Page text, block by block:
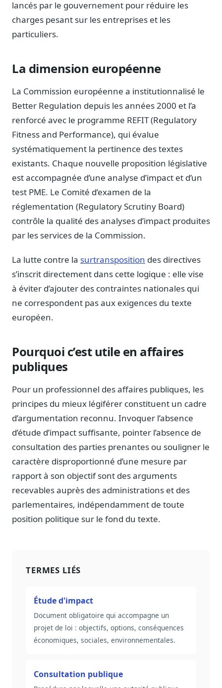
Charte IA
Sécurité
Kit média, contacts
lancés par le gouvernement pour réduire les
charges pesant sur les entreprises et les
particuliers.
La dimension européenne
La Commission européenne a institutionnalisé le
Better Regulation depuis les années 2000 et l’a
renforcé avec le programme REFIT (Regulatory
Fitness and Performance), qui évalue
systématiquement la pertinence des textes
existants. Chaque nouvelle proposition législative
est accompagnée d’une analyse d’impact et d’un
test PME. Le Comité d’examen de la
réglementation (Regulatory Scrutiny Board)
contrôle la qualité des analyses d’impact produites
par les services de la Commission.
La lutte contre la surtransposition des directives
s’inscrit directement dans cette logique : elle vise
à éviter d’ajouter des contraintes nationales qui
ne correspondent pas aux exigences du texte
européen.
Pourquoi c’est utile en affaires
publiques
Pour un professionnel des affaires publiques, les
principes du mieux légiférer constituent un cadre
d’argumentation reconnu. Invoquer l’absence
d’étude d’impact suffisante, pointer l’absence de
consultation des parties prenantes ou souligner le
caractère disproportionné d’une mesure par
rapport à son objectif sont des arguments
recevables auprès des administrations et des
parlementaires, indépendamment de toute
position politique sur le fond du texte.
TERMES LIÉS
Étude d'impact
Document obligatoire qui accompagne un
projet de loi : objectifs, options, conséquences
économiques, sociales, environnementales.
Consultation publique